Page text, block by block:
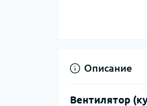
Описание
Вентилятор